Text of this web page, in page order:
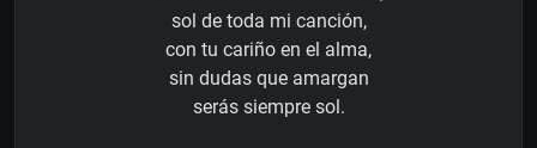
sol de toda mi canción,
con tu cariño en el alma,
sin dudas que amargan
serás siempre sol.